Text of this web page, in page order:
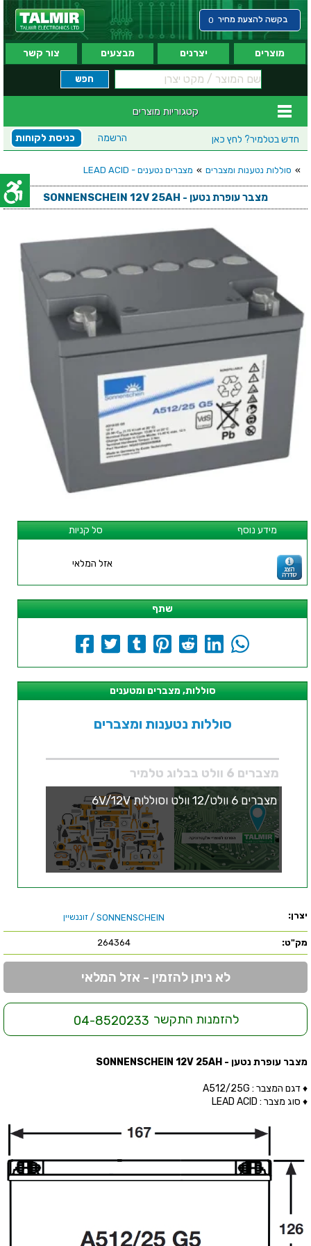
בקשה להצעת מחיר 0
מוצרים יצרנים מבצעים צור קשר
קטגוריות מוצרים
חדש בטלמיר? לחץ כאן כניסת לקוחות הרשמה
» סוללות נטענות ומצברים » מצברים נטענים - LEAD ACID
מצבר עופרת נטען - SONNENSCHEIN 12V 25AH
סל קניות מידע נוסף
אזל המלאי
שתף
סוללות, מצברים ומטענים
סוללות נטענות ומצברים
מצברים 6 וולט בבלוג טלמיר
מצברים 6 וולט/12 וולט וסוללות 6V/12V
יצרן: SONNENSCHEIN / זוננשיין
מק"ט: 264364
לא ניתן להזמין - אזל המלאי
להזמנות התקשר 04-8520233
מצבר עופרת נטען - SONNENSCHEIN 12V 25AH
♦ דגם המצבר : A512/25G
♦ סוג מצבר : LEAD ACID